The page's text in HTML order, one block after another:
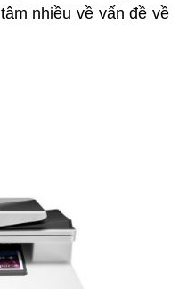
nhiều về vấn đề về